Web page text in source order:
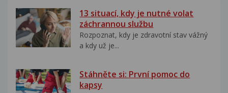
13 situací, kdy je nutné volat
záchrannou službu
Rozpoznat, kdy je zdravotní stav vážný
a kdy už je...
Stáhněte si: První pomoc do
kapsy